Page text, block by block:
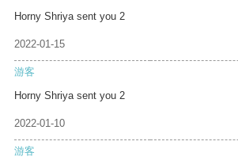
Horny Shriya sent you 2
2022-01-15
游客
Horny Shriya sent you 2
2022-01-10
游客